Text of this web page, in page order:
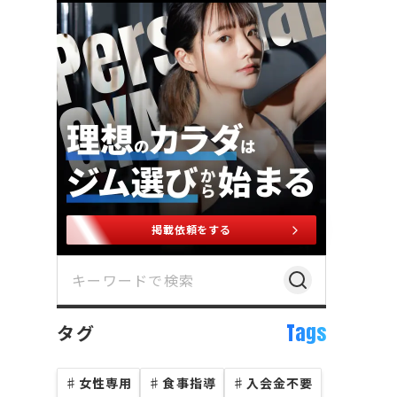
掲載依頼をする
タグ Tags
♯ 女性専用 ♯ 食事指導 ♯ 入会金不要